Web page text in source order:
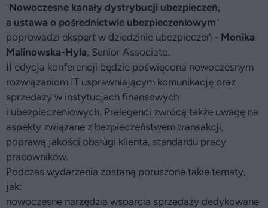
"Nowoczesne kanały dystrybucji ubezpieczeń,
a ustawa o pośrednictwie ubezpieczeniowym"
poprowadzi ekspert w dziedzinie ubezpieczeń - Monika
Malinowska-Hyla, Senior Associate.
II edycja konferencji będzie poświęcona nowoczesnym
rozwiązaniom IT usprawniającym komunikację oraz
sprzedaży w instytucjach finansowych
i ubezpieczeniowych. Prelegenci zwrócą także uwagę na
aspekty związane z bezpieczeństwem transakcji,
poprawą jakości obsługi klienta, standardu pracy
pracowników.
Podczas wydarzenia zostaną poruszone takie tematy,
jak:
nowoczesne narzędzia wsparcia sprzedaży dedykowane